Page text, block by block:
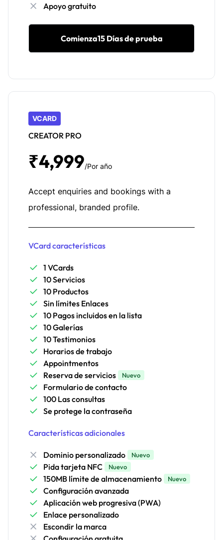
Apoyo gratuito
Comienza15 Días de prueba
VCARD
CREATOR PRO
₹4,999/Por año
Accept enquiries and bookings with a
professional, branded profile.
VCard características
1 VCards
10 Servicios
10 Productos
Sin límites Enlaces
10 Pagos incluidos en la lista
10 Galerías
10 Testimonios
Horarios de trabajo
Appointmentos
Reserva de servicios
Nuevo
Formulario de contacto
100 Las consultas
Se protege la contraseña
Características adicionales
Dominio personalizado Nuevo
Pida tarjeta NFC Nuevo
150MB límite de almacenamiento Nuevo
Configuración avanzada
Aplicación web progresiva (PWA)
Enlace personalizado
Escondir la marca